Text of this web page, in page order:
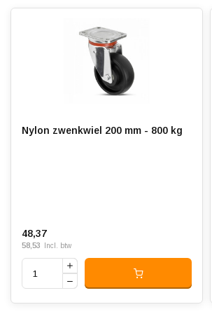
Temperatuur: - 20 / + 80 °C
Nylon zwenkwiel 200 mm - 800 kg
48,37
58,53 Incl. btw